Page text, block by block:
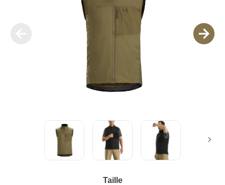
Taille